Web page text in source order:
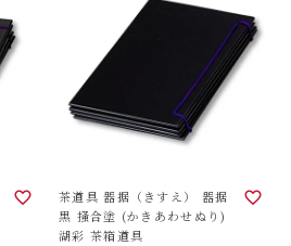
茶道具 器据（きすえ） 器据
黒 掻合塗 (かきあわせぬり)
湖彩 茶箱道具